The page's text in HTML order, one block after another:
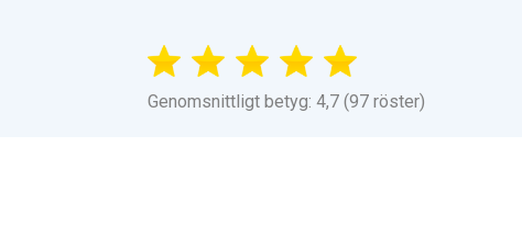
Genomsnittligt betyg: 4,7 (97 röster)